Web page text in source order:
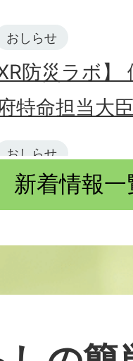
おしらせ
防災ラボ】
特命担当大
おしらせ
ラ競技大会
帳をお持ち
新着情報一